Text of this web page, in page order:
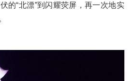
的“北漂”到闪耀荧屏，再一次地实